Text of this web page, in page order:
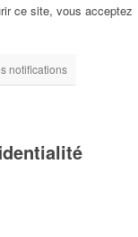
ce site, vous acceptez
notifications